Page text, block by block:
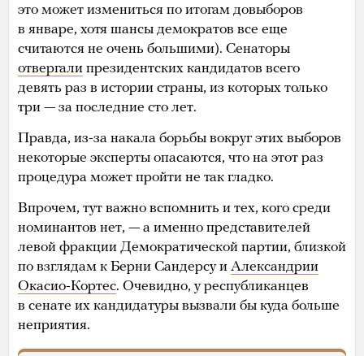
это может измениться по итогам довыборов
в январе, хотя шансы демократов все еще
считаются не очень большими). Сенаторы
отвергали президентских кандидатов всего
девять раз в истории страны, из которых только
три — за последние сто лет.
Правда, из-за накала борьбы вокруг этих выборов
некоторые эксперты опасаются, что на этот раз
процедура может пройти не так гладко.
Впрочем, тут важно вспомнить и тех, кого среди
номинантов нет, — а именно представителей
левой фракции Демократической партии, близкой
по взглядам к Берни Сандерсу и Александрии
Окасио-Кортес. Очевидно, у республиканцев
в сенате их кандидатуры вызвали бы куда больше
неприятия.